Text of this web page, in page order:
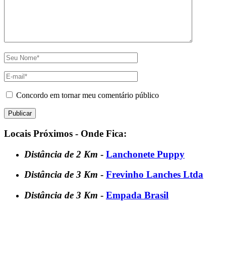
Concordo em tornar meu comentário público
Locais Próximos - Onde Fica:
Distância de 2 Km - Lanchonete Puppy
Distância de 3 Km - Frevinho Lanches Ltda
Distância de 3 Km - Empada Brasil